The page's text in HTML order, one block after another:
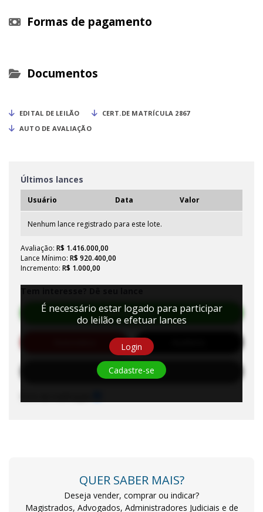
Formas de pagamento
Documentos
EDITAL DE LEILÃO
CERT.DE MATRÍCULA 2867
AUTO DE AVALIAÇÃO
Últimos lances
Usuário Data Valor
Nenhum lance registrado para este lote.
Avaliação: R$ 1.416.000,00
Lance Mínimo: R$ 920.400,00
Incremento: R$ 1.000,00
Efetuar Lance
Solicitar Habilitação
É necessário estar logado para participar
do leilão e efetuar lances
Login
Cadastre-se
QUER SABER MAIS?
Deseja vender, comprar ou indicar?
Magistrados, Advogados, Administradores Judiciais e de